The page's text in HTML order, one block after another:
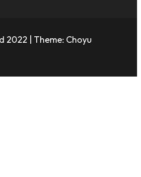
2022 | Theme: Choyu